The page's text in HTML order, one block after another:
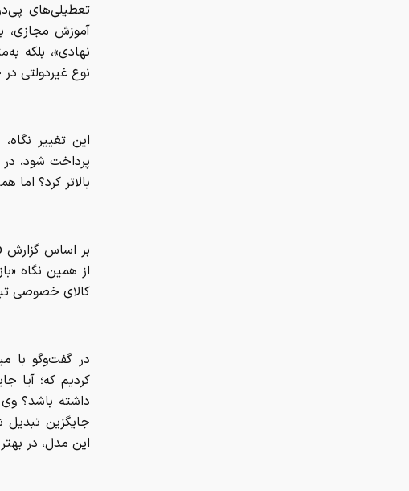
تعطیلی‌های
آموزش مجازی،
نهادی»، بلکه
نوع غیردولتی
این تغییر
پرداخت شود،
بالاتر کرد؟
از همین نگاه
کالای خصوصی
در گفت‌وگو با
کردیم که؛ آیا
داشته باشد؟
جایگزین
این مدل، در